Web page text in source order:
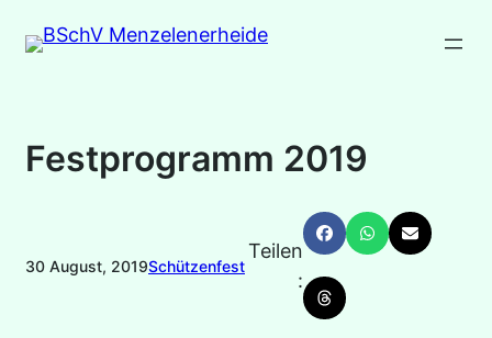
Zum
Inhalt
Festprogramm 2019
30 August, 2019Schützenfest
Teilen
: